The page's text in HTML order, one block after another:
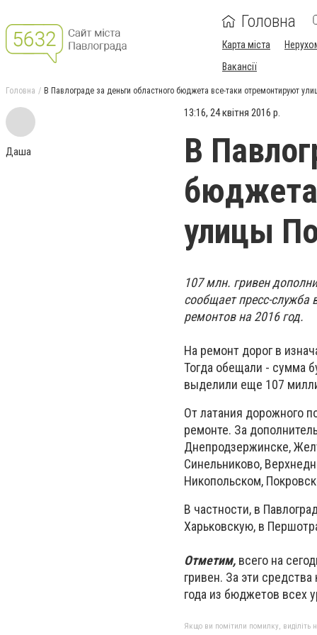
Головна
Карта міста
Вакансії
Головна В Павлограде за деньги областного бюджета все-таки отремонтируют
Даша
13:16, 24 квітня 2016 р.
В
улицы
107 млн. гривен
сообщает пресс-служба
ремонтов на 2016 год.
На ремонт дорог в
Тогда обещали - сумма
выделили еще 107
От латания дорожного
ремонте. За
Днепродзержинске,
Синельниково,
Никопольском,
В частности, в
Харьковскую, в
Отметим, всего на
гривен. За эти
года из бюджетов всех
Якщо ви помітили помилку, виділіть